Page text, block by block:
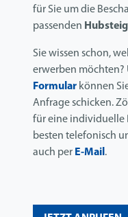
für Sie um die
passenden
Sie wissen schon,
erwerben möchten?
Formular können
Anfrage schicken.
für eine individuelle
besten telefonisch
auch per E-Mail.